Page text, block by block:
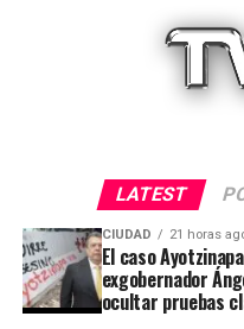
LATEST
CIUDAD 21 horas
El caso
exgobernador
ocultar pruebas